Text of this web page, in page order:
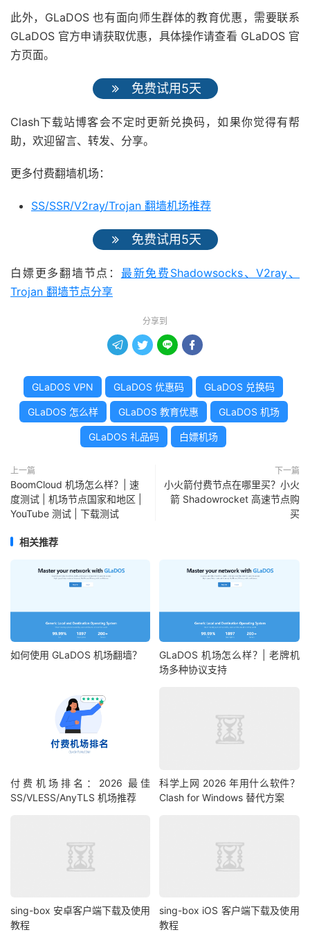
此外，GLaDOS 也有面向师生群体的教育优惠，需要联系
GLaDOS 官方申请获取优惠，具体操作请查看 GLaDOS 官
方页面。
免费试用5天
Clash下载站博客会不定时更新兑换码，如果你觉得有帮
助，欢迎留言、转发、分享。
更多付费翻墙机场：
SS/SSR/V2ray/Trojan 翻墙机场推荐
免费试用5天
白嫖更多翻墙节点： 最新免费Shadowsocks、V2ray、
Trojan 翻墙节点分享
分享到
   
GLaDOS VPN GLaDOS 优惠码 GLaDOS 兑换码
GLaDOS 怎么样 GLaDOS 教育优惠 GLaDOS 机场
GLaDOS 礼品码 白嫖机场
上一篇
BoomCloud 机场怎么样？| 速
度测试 | 机场节点国家和地区 |
YouTube 测试 | 下载测试
下一篇
小火箭付费节点在哪里买？小火
箭 Shadowrocket 高速节点购
买
相关推荐
如何使用 GLaDOS 机场翻墙？
GLaDOS 机场怎么样？| 老牌机
场多种协议支持
付费机场排名：2026 最佳
SS/VLESS/AnyTLS 机场推荐
科学上网 2026 年用什么软件？
Clash for Windows 替代方案
sing-box 安卓客户端下载及使用
教程
sing-box iOS 客户端下载及使用
教程